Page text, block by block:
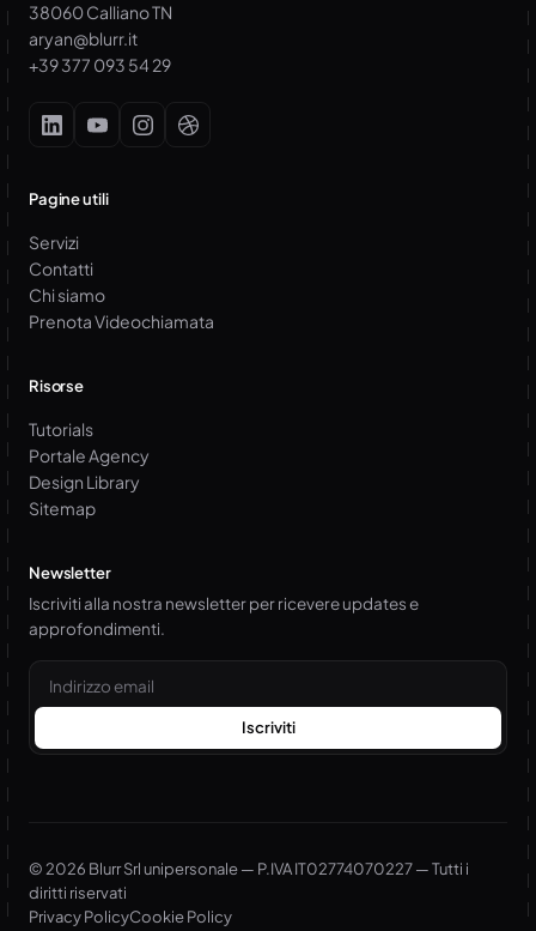
38060 Calliano TN
aryan@blurr.it
+39 377 093 54 29
Pagine utili
Servizi
Contatti
Chi siamo
Prenota Videochiamata
Risorse
Tutorials
Portale Agency
Design Library
Sitemap
Newsletter
Iscriviti alla nostra newsletter per ricevere updates e
approfondimenti.
Email
Iscriviti
© 2026 Blurr Srl unipersonale — P.IVA IT02774070227 — Tutti i
diritti riservati
Privacy PolicyCookie Policy